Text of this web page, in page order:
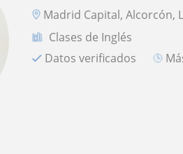
Madrid Capital, Alcorcón,
Clases de Inglés
Datos verificados